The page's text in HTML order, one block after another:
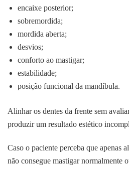
encaixe posterior;
sobremordida;
mordida aberta;
desvios;
conforto ao mastigar;
estabilidade;
posição funcional da mandíbula.
Alinhar os dentes da frente sem
produzir um resultado estético
Caso o paciente perceba que apenas
não consegue mastigar normalmente